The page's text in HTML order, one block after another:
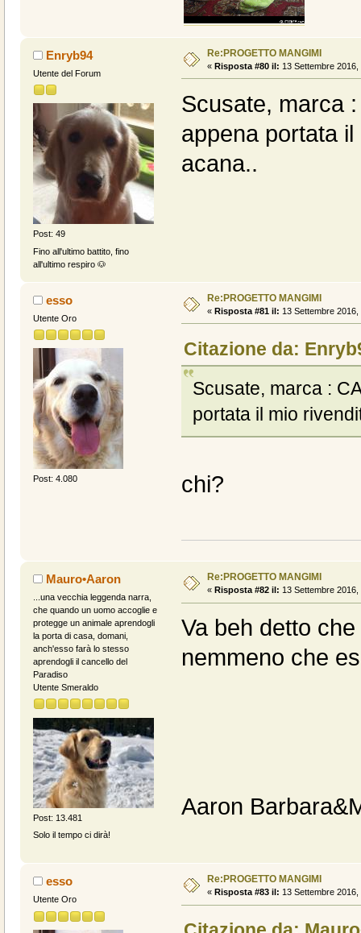
Enryb94
Utente del Forum
Post: 49
Fino all'ultimo battito, fino
all'ultimo respiro 🐶
Re:PROGETTO MANGIMI
« Risposta #80 il: 13 Settembre 2016,
Scusate, marca
appena portata
acana..
esso
Utente Oro
Post: 4.080
Re:PROGETTO MANGIMI
« Risposta #81 il: 13 Settembre 2016,
Citazione da:
Scusate, marca :
portata il mio
chi?
Mauro•Aaron
...una vecchia leggenda narra,
che quando un uomo accoglie e
protegge un animale aprendogli
la porta di casa, domani,
anch'esso farà lo stesso
aprendogli il cancello del
Paradiso
Utente Smeraldo
Post: 13.481
Solo il tempo ci dirà!
Re:PROGETTO MANGIMI
« Risposta #82 il: 13 Settembre 2016,
Va beh detto
nemmeno che
Aaron
esso
Utente Oro
Re:PROGETTO MANGIMI
« Risposta #83 il: 13 Settembre 2016,